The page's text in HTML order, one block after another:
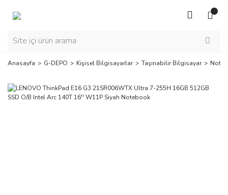
Anasayfa G-DEPO Kişisel Bilgisayarlar Taşınabilir Bilgisayar